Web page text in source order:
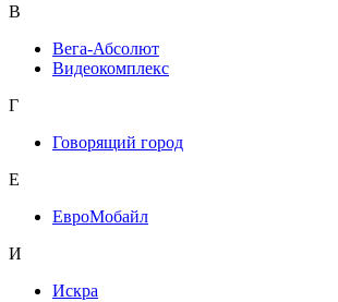
В
Вега-Абсолют
Видеокомплекс
Г
Говорящий город
Е
ЕвроМобайл
И
Искра